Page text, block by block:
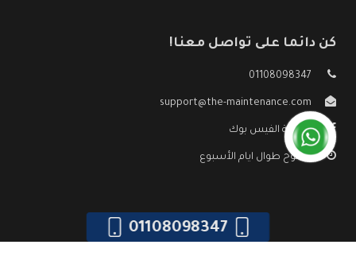
كن دائما على تواصل معنا!
01108098347
support@the-maintenance.com
صفحة الفيس بوك
مفتوح طوال ايام الأسبوع
01108098347